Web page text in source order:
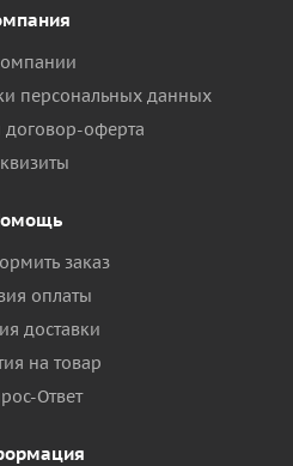
персональных данных
оферта
заказ
оплаты
доставки
на товар
Ответ